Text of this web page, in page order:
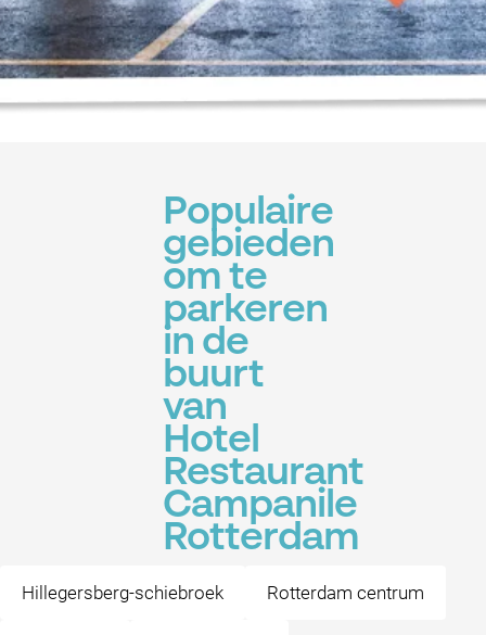
Populaire
gebieden
om te
parkeren
in de
buurt
van
Hotel
Restaurant
Campanile
Rotterdam
Hillegersberg-schiebroek Rotterdam centrum